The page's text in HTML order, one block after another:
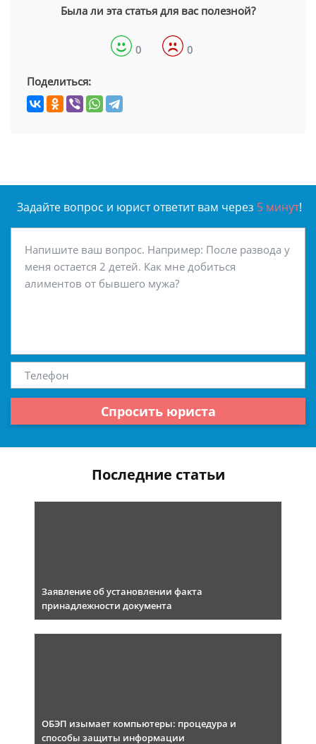
Была ли эта статья для вас полезной?
0 0
Поделиться:
Задайте вопрос и юрист ответит вам через 5 минут!
Спросить юриста
Последние статьи
Заявление об установлении факта
принадлежности документа
ОБЭП изымает компьютеры: процедура и
способы защиты информации